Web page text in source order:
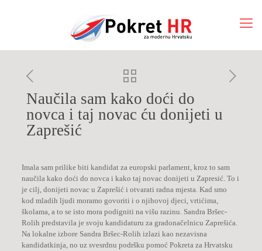
Naučila sam kako doći do
novca i taj novac ću donijeti u
Zaprešić
Imala sam prilike biti kandidat za europski parlament, kroz to sam
naučila kako doći do novca i kako taj novac donijeti u Zapresić. To i
je cilj, donijeti novac u Zaprešić i otvarati radna mjesta. Kad smo
kod mladih ljudi moramo govoriti i o njihovoj djeci, vrtićima,
školama, a to se isto mora podigniti na višu razinu. Sandra Bršec-
Rolih predstavila je svoju kandidaturu za gradonačelnicu Zaprešića.
Na lokalne izbore Sandra Bršec-Rolih izlazi kao nezavisna
kandidatkinja, no uz svesrdnu podršku pomoć Pokreta za Hrvatsku